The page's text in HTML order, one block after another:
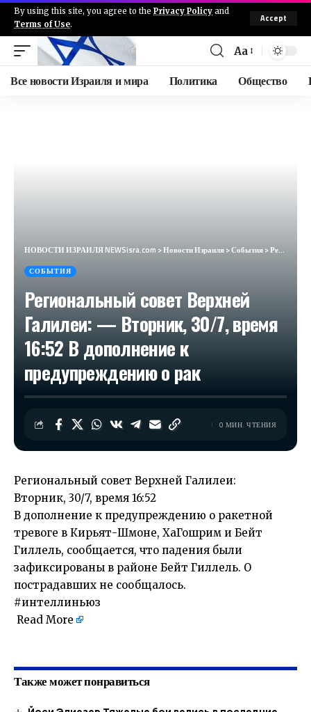
By using this site, you agree to the Privacy Policy and
Terms of Use.
Accept
Aa
Все новости Израиля и мира Политика Общество
НОВОСТИ ИЗРАИЛЯ NEWSisra.com >Новости Израиля>События>Региональный совет Верхней Галилеи: — Вторник, 30/7, время 16:52 В дополнение к предупреждению о рак
СОБЫТИЯ
Региональный совет Верхней
Галилеи: — Вторник, 30/7, время
16:52 В дополнение к
предупреждению о рак
0 МИН. ЧТЕНИЯ
Региональный совет Верхней Галилеи:
Вторник, 30/7, время 16:52
В дополнение к предупреждению о ракетной
тревоге в Кирьят-Шмоне, ХаГошрим и Бейт
Гиллель, сообщается, что падения были
зафиксированы в районе Бейт Гиллель. О
пострадавших не сообщалось.
#интеллиньюз
Read More
Также может понравиться